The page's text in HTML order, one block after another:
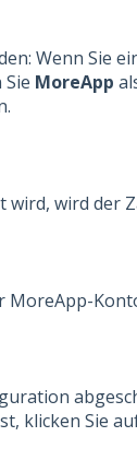
Wenn Sie
MoreApp
wird, wird der
MoreApp-
klicken Sie